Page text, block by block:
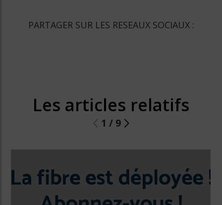
PARTAGER SUR LES RESEAUX SOCIAUX :
Les articles relatifs
1 / 9